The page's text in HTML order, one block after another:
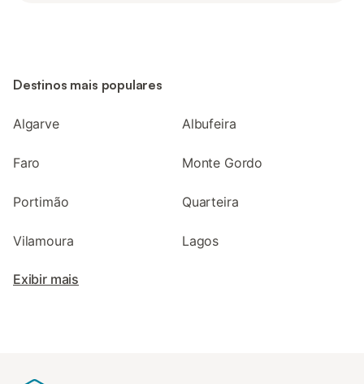
Destinos mais populares
Algarve Albufeira
Faro Monte Gordo
Portimão Quarteira
Vilamoura Lagos
Exibir mais